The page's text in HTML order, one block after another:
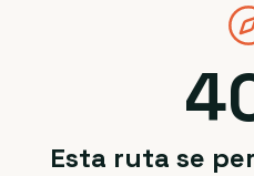
Esta ruta se